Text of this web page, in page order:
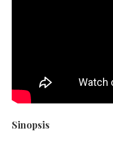
Sinopsis